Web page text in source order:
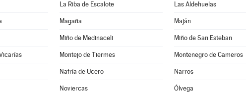
La Riba de Escalote Las Aldehuelas
Magaña Maján
Miño de Medinaceli Miño de San Esteban
Montejo de Tiermes Montenegro de Cameros
Nafría de Ucero Narros
Noviercas Ólvega